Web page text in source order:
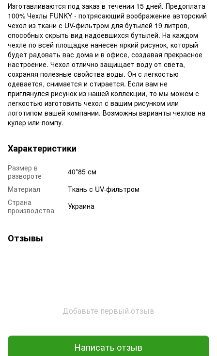
Изготавливаются под заказ в течении 15 дней. Предоплата
100% Чехлы FUNKY - потрясающий воображение авторский
чехол из ткани с UV-фильтром для бутылей 19 литров,
способных скрыть вид надоевшихся бутылей. На каждом
чехле по всей площадке нанесен яркий рисунок, который
будет радовать вас дома и в офисе, создавая прекрасное
настроение. Чехол отлично защищает воду от света,
сохраняя полезные свойства воды. Он с легкостью
одевается, снимается и стирается. Если вам не
приглянулся рисунок из нашей коллекции, то мы можем с
легкостью изготовить чехол с вашим рисунком или
логотипом вашей компании. Возможны варианты чехлов на
кулер или помпу.
Характеристики
Размер в
развороте
40*85 см
Материал
Ткань с UV-фильтром
Страна
производства
Украина
Отзывы
Добавьте первый отзыв
Написать отзыв